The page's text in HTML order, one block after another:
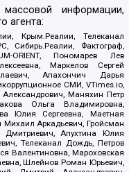
информации,
агента:
Крым.Реалии, Телеканал
Сибирь.Реалии, Фактограф,
ORIENT, Пономарев Лев
Маркелов Сергей
Апахончич Дарья
СМИ, VTimes.io,
Маняхин Петр
Ольга Владимировна,
Юлия Сергеевна, Маетная
Михаил Аркадьевич, Гройсман
Апухтина Юлия
Телеканал Дождь, Петров
Валентиновна, Мароховская
Шлейнов Роман Юрьевич,